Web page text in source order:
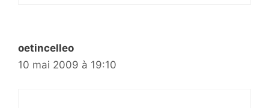
oetincelleo
10 mai 2009 à 19:10